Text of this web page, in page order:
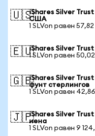
🇺🇸iShares Silver
США
1 SLVon равен 57,82
🇪🇺iShares Silver
1 SLVon равен
🇬🇧iShares Silver
фунт стерлингов
1 SLVon равен
🇯🇵iShares Silver
иена
1 SLVon равен 9